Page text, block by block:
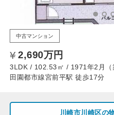
中古マンション
2,690万円
3LDK / 102.53㎡ / 1971年2月（
田園都市線宮前平駅 徒歩17分
川崎市川崎区の